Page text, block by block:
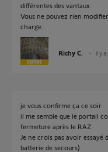
différentes des vantaux.
Vous ne pouvez rien
charge.
Richy C. il y
je vous confirme ça ce soir.
il me semble que le portail
fermeture après le RAZ.
Je ne crois pas avoir
batterie de secours).